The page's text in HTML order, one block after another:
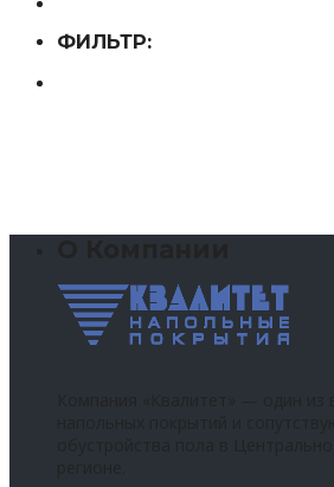
ФИЛЬТР: